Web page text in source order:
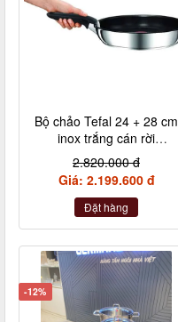
Bộ chảo Tefal 24 + 28 cm
inox trắng cán rời
L9409202
2.820.000 đ
Giá: 2.199.600 đ
Đặt hàng
-12%